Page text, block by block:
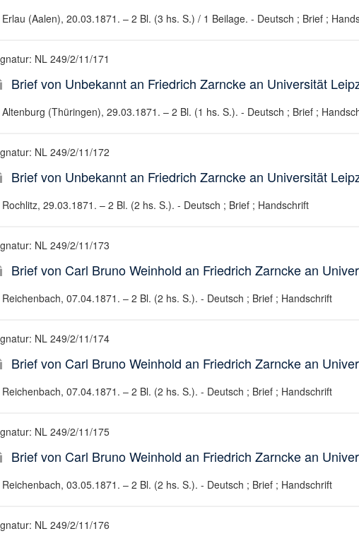
Erlau (Aalen), 20.03.1871. – 2 Bl. (3 hs. S.) / 1 Beilage. - Deutsch ; Brief ;
NL 249/2/11/171
Brief von Unbekannt an Friedrich Zarncke an Universität
Altenburg (Thüringen), 29.03.1871. – 2 Bl. (1 hs. S.). - Deutsch ; Brief ;
NL 249/2/11/172
Brief von Unbekannt an Friedrich Zarncke an Universität
Rochlitz, 29.03.1871. – 2 Bl. (2 hs. S.). - Deutsch ; Brief ; Handschrift
NL 249/2/11/173
Brief von Carl Bruno Weinhold an Friedrich Zarncke an
Reichenbach, 07.04.1871. – 2 Bl. (2 hs. S.). - Deutsch ; Brief ; Handschrift
NL 249/2/11/174
Brief von Carl Bruno Weinhold an Friedrich Zarncke an
Reichenbach, 07.04.1871. – 2 Bl. (2 hs. S.). - Deutsch ; Brief ; Handschrift
NL 249/2/11/175
Brief von Carl Bruno Weinhold an Friedrich Zarncke an
Reichenbach, 03.05.1871. – 2 Bl. (2 hs. S.). - Deutsch ; Brief ; Handschrift
NL 249/2/11/176